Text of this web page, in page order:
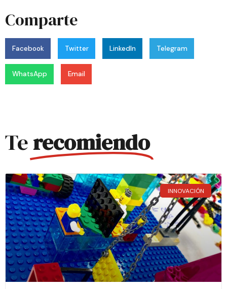
Comparte
Facebook Twitter LinkedIn Telegram
WhatsApp Email
Terecomiendo
INNOVACIÓN